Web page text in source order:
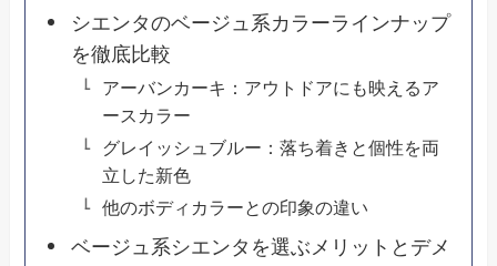
シエンタのベージュ系カラーラインナップ
を徹底比較
アーバンカーキ：アウトドアにも映えるア
ースカラー
グレイッシュブルー：落ち着きと個性を両
立した新色
他のボディカラーとの印象の違い
ベージュ系シエンタを選ぶメリットとデメ